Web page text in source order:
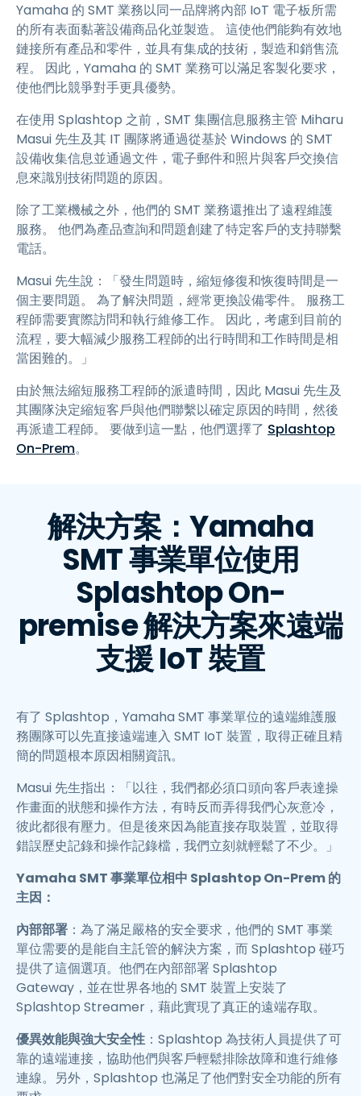
Yamaha 的 SMT 業務以同一品牌將內部 IoT 電子板所需
的所有表面黏著設備商品化並製造。 這使他們能夠有效地
鏈接所有產品和零件，並具有集成的技術，製造和銷售流
程。 因此，Yamaha 的 SMT 業務可以滿足客製化要求，
使他們比競爭對手更具優勢。
在使用 Splashtop 之前，SMT 集團信息服務主管 Miharu
Masui 先生及其 IT 團隊將通過從基於 Windows 的 SMT
設備收集信息並通過文件，電子郵件和照片與客戶交換信
息來識別技術問題的原因。
除了工業機械之外，他們的 SMT 業務還推出了遠程維護
服務。 他們為產品查詢和問題創建了特定客戶的支持聯繫
電話。
Masui 先生說：「發生問題時，縮短修復和恢復時間是一
個主要問題。 為了解決問題，經常更換設備零件。 服務工
程師需要實際訪問和執行維修工作。 因此，考慮到目前的
流程，要大幅減少服務工程師的出行時間和工作時間是相
當困難的。」
由於無法縮短服務工程師的派遣時間，因此 Masui 先生及
其團隊決定縮短客戶與他們聯繫以確定原因的時間，然後
再派遣工程師。 要做到這一點，他們選擇了 Splashtop
On-Prem。
解決方案：Yamaha
SMT 事業單位使用
Splashtop On-
premise 解決方案來遠端
支援 IoT 裝置
有了 Splashtop，Yamaha SMT 事業單位的遠端維護服
務團隊可以先直接遠端連入 SMT IoT 裝置，取得正確且精
簡的問題根本原因相關資訊。
Masui 先生指出：「以往，我們都必須口頭向客戶表達操
作畫面的狀態和操作方法，有時反而弄得我們心灰意冷，
彼此都很有壓力。但是後來因為能直接存取裝置，並取得
錯誤歷史記錄和操作記錄檔，我們立刻就輕鬆了不少。」
Yamaha SMT 事業單位相中 Splashtop On-Prem 的
主因：
內部部署 ：為了滿足嚴格的安全要求，他們的 SMT 事業
單位需要的是能自主託管的解決方案，而 Splashtop 碰巧
提供了這個選項。他們在內部部署 Splashtop
Gateway，並在世界各地的 SMT 裝置上安裝了
Splashtop Streamer，藉此實現了真正的遠端存取。
優異效能與強大安全性 ：Splashtop 為技術人員提供了可
靠的遠端連接，協助他們與客戶輕鬆排除故障和進行維修
連線。另外，Splashtop 也滿足了他們對安全功能的所有